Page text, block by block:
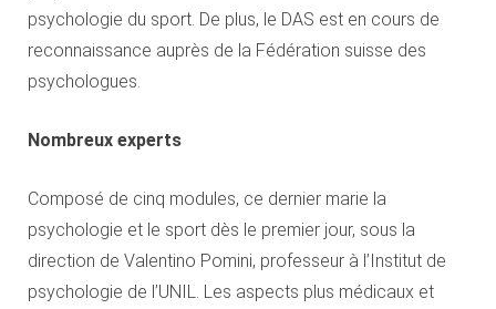
psychologie du sport. De plus, le DAS est en cours de
reconnaissance auprès de la Fédération suisse des
psychologues.
Nombreux experts
Composé de cinq modules, ce dernier marie la
psychologie et le sport dès le premier jour, sous la
direction de Valentino Pomini, professeur à l’Institut de
psychologie de l’UNIL. Les aspects plus médicaux et